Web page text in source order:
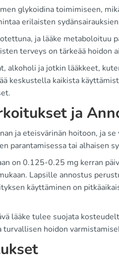
glykoidina toimimiseen,
erilaisten
ja lääke metaboloituu
terveys on tärkeää hoidon
alkoholi ja jotkin lääkkeet,
keskustella kaikista
ja
ja eteisvärinän hoitoon, ja
parantamisessa tai alhaisen
on 0.125-0.25 mg kerran
Lapsille annostus
käyttäminen on
lääke tulee suojata
turvallisen hoidon